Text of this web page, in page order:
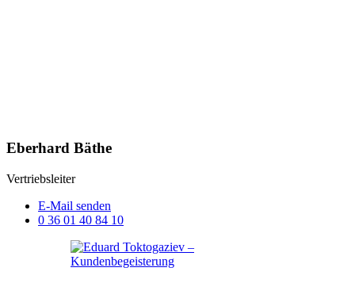
Eberhard Bäthe
Vertriebsleiter
E-Mail senden
0 36 01 40 84 10